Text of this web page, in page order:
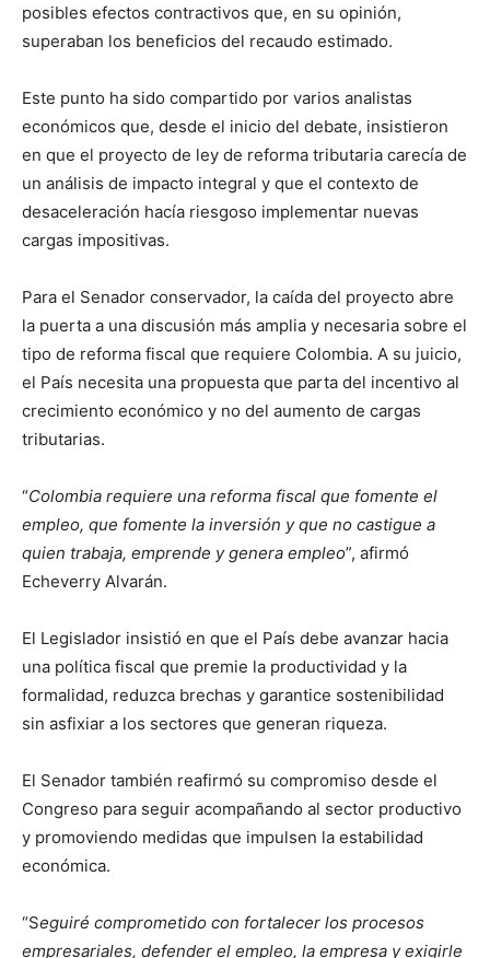
posibles efectos contractivos que, en su opinión,
superaban los beneficios del recaudo estimado.
Este punto ha sido compartido por varios analistas
económicos que, desde el inicio del debate, insistieron
en que el proyecto de ley de reforma tributaria carecía de
un análisis de impacto integral y que el contexto de
desaceleración hacía riesgoso implementar nuevas
cargas impositivas.
Para el Senador conservador, la caída del proyecto abre
la puerta a una discusión más amplia y necesaria sobre el
tipo de reforma fiscal que requiere Colombia. A su juicio,
el País necesita una propuesta que parta del incentivo al
crecimiento económico y no del aumento de cargas
tributarias.
“Colombia requiere una reforma fiscal que fomente el
empleo, que fomente la inversión y que no castigue a
quien trabaja, emprende y genera empleo”, afirmó
Echeverry Alvarán.
El Legislador insistió en que el País debe avanzar hacia
una política fiscal que premie la productividad y la
formalidad, reduzca brechas y garantice sostenibilidad
sin asfixiar a los sectores que generan riqueza.
El Senador también reafirmó su compromiso desde el
Congreso para seguir acompañando al sector productivo
y promoviendo medidas que impulsen la estabilidad
económica.
“Seguiré comprometido con fortalecer los procesos
empresariales, defender el empleo, la empresa y exigirle